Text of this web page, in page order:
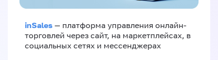
inSales — платформа управления онлайн-
торговлей через сайт, на маркетплейсах, в
социальных сетях и мессенджерах